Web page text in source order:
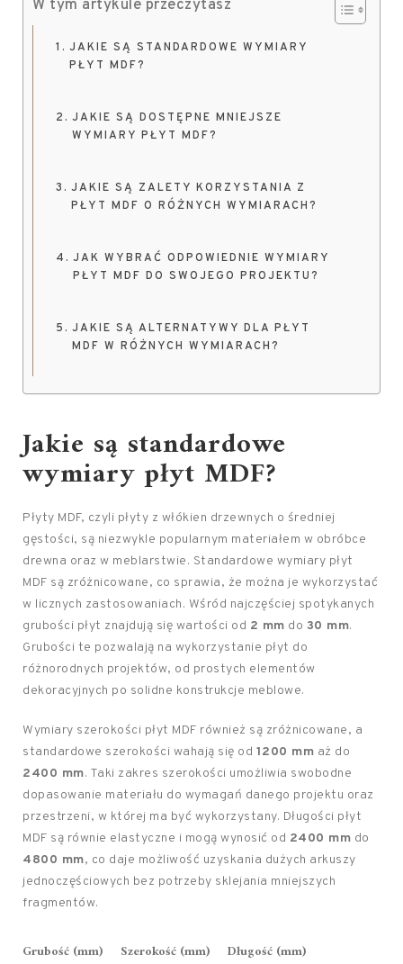
W tym artykule przeczytasz
JAKIE SĄ STANDARDOWE WYMIARY
PŁYT MDF?
JAKIE SĄ DOSTĘPNE MNIEJSZE
WYMIARY PŁYT MDF?
JAKIE SĄ ZALETY KORZYSTANIA Z
PŁYT MDF O RÓŻNYCH WYMIARACH?
JAK WYBRAĆ ODPOWIEDNIE WYMIARY
PŁYT MDF DO SWOJEGO PROJEKTU?
JAKIE SĄ ALTERNATYWY DLA PŁYT
MDF W RÓŻNYCH WYMIARACH?
Jakie są standardowe
wymiary płyt MDF?
Płyty MDF, czyli płyty z włókien drzewnych o średniej
gęstości, są niezwykle popularnym materiałem w obróbce
drewna oraz w meblarstwie. Standardowe wymiary płyt
MDF są zróżnicowane, co sprawia, że można je wykorzystać
w licznych zastosowaniach. Wśród najczęściej spotykanych
grubości płyt znajdują się wartości od 2 mm do 30 mm.
Grubości te pozwalają na wykorzystanie płyt do
różnorodnych projektów, od prostych elementów
dekoracyjnych po solidne konstrukcje meblowe.
Wymiary szerokości płyt MDF również są zróżnicowane, a
standardowe szerokości wahają się od 1200 mm aż do
2400 mm. Taki zakres szerokości umożliwia swobodne
dopasowanie materiału do wymagań danego projektu oraz
przestrzeni, w której ma być wykorzystany. Długości płyt
MDF są równie elastyczne i mogą wynosić od 2400 mm do
4800 mm, co daje możliwość uzyskania dużych arkuszy
jednoczęściowych bez potrzeby sklejania mniejszych
fragmentów.
Grubość (mm) Szerokość (mm)
Długość (mm)